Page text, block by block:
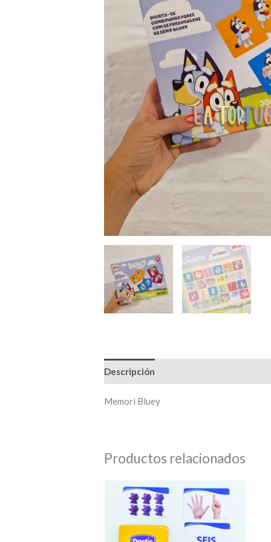
Descripción
Memori Bluey
Productos relacionados